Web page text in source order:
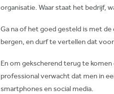
organisatie. Waar staat het bedrijf,
Ga na of het goed gesteld is met
bergen, en durf te vertellen dat
En om gekscherend terug te
professional verwacht dat men in
smartphones en social media.